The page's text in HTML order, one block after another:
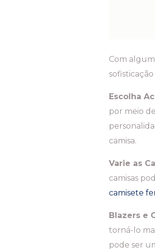
Com
Escolha
por meio
camisa.
Varie as
camisas
camisete
Blazers e
torná-lo
pode ser